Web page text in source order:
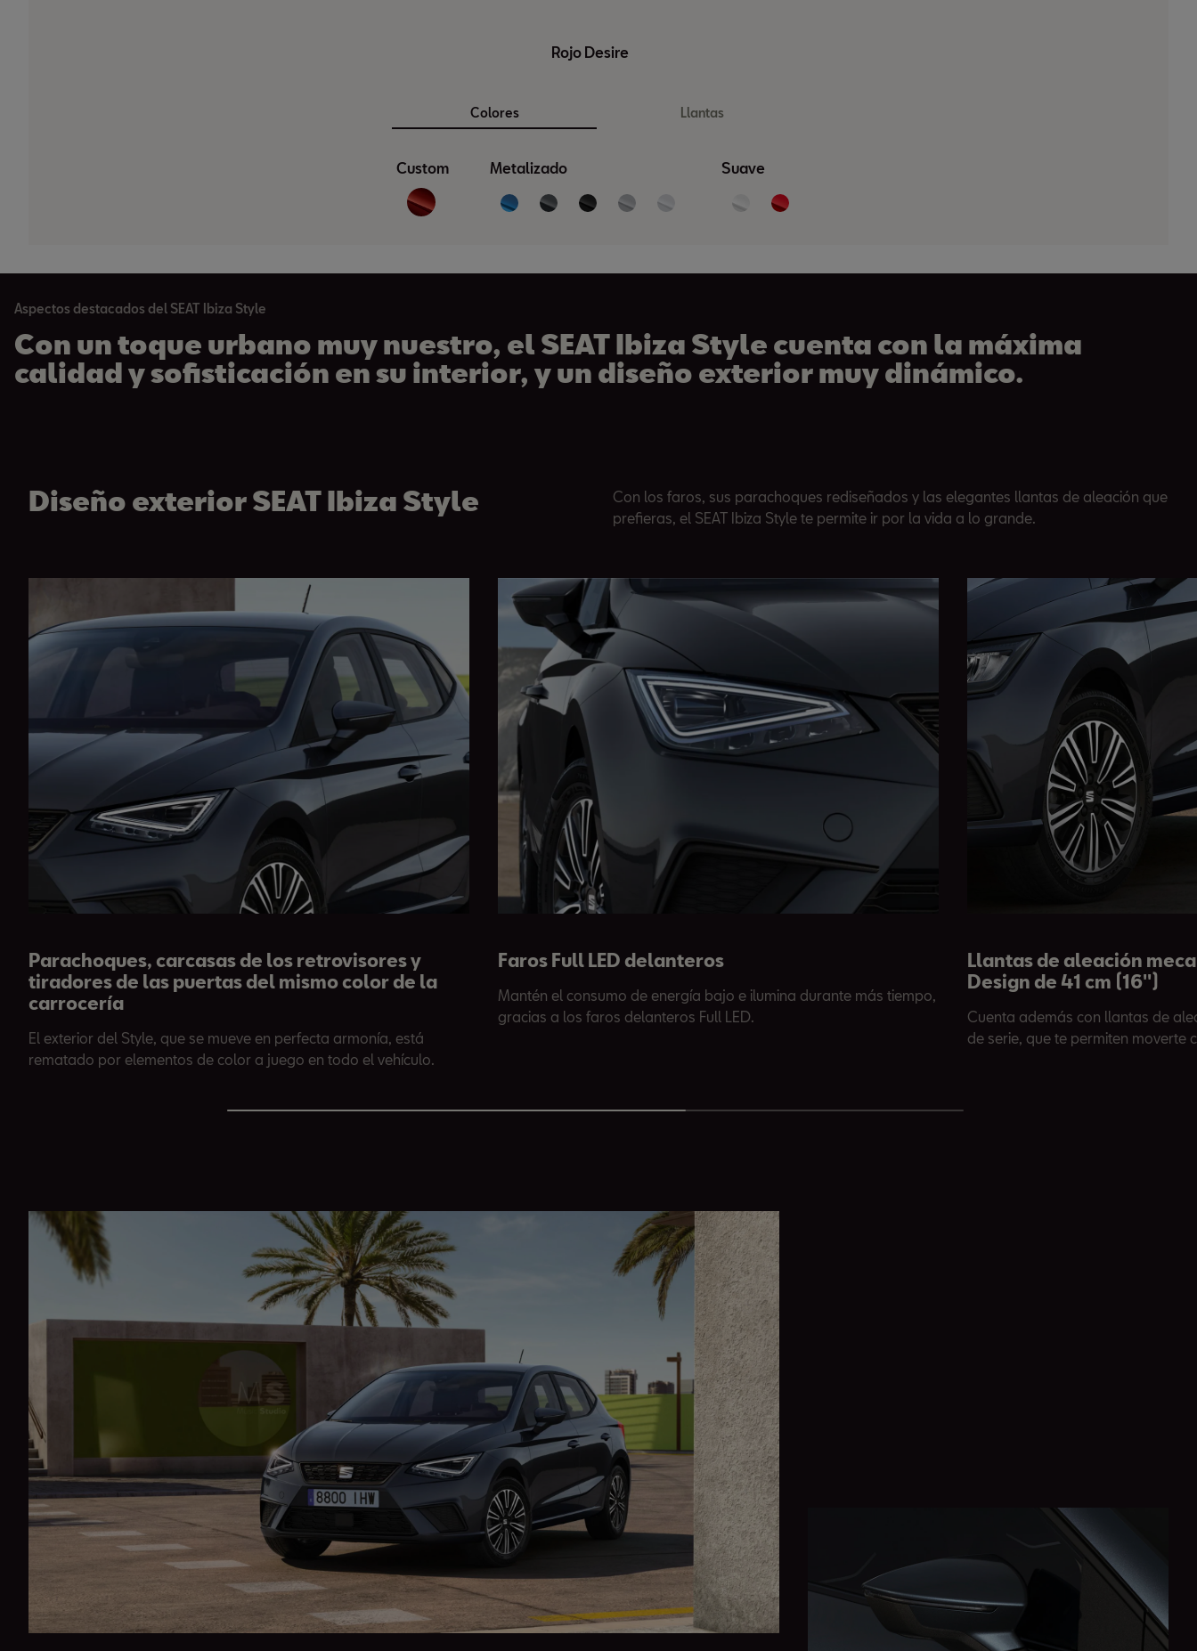
Rojo Desire
Colores Llantas
Custom Metalizado Suave
Aspectos destacados del SEAT Ibiza Style
Con un toque urbano muy nuestro, el SEAT Ibiza Style cuenta con la máxima
calidad y sofisticación en su interior, y un diseño exterior muy dinámico.
Diseño exterior SEAT Ibiza Style
Con los faros, sus parachoques rediseñados y las elegantes llantas de aleación que
prefieras, el SEAT Ibiza Style te permite ir por la vida a lo grande.
Parachoques, carcasas de los retrovisores y
tiradores de las puertas del mismo color de la
carrocería
El exterior del Style, que se mueve en perfecta armonía, está
rematado por elementos de color a juego en todo el vehículo.
Faros Full LED delanteros
Mantén el consumo de energía bajo e ilumina durante más tiempo,
gracias a los faros delanteros Full LED.
Llantas de aleación
Design de 41 cm (16'')
Cuenta además con llantas de
de serie, que te permiten moverte